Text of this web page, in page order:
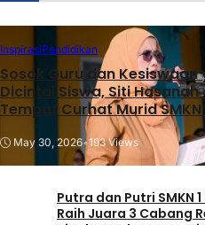
InspirasiPendidikan
Sosok Guru dan Kesiswaan
Dicintai Siswa, Siti Hasanah
Tempat Curhat Murid SMKN 1
Karangtengah
May 30, 2026•193 Views
Putra dan Putri SMKN
Raih Juara 3 Cabang